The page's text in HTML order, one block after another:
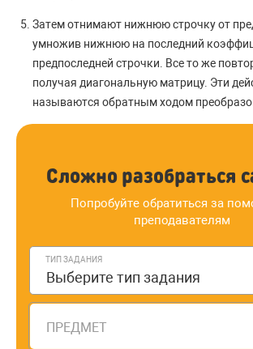
Затем отнимают нижнюю строчку от
умножив нижнюю на последний
предпоследней строчки. Все то же
получая диагональную матрицу. Эти
называются обратным ходом
Сложно разобраться
Попробуйте обратиться за
преподавателям
ТИП ЗАДАНИЯ
Выберите тип задания
ПРЕДМЕТ